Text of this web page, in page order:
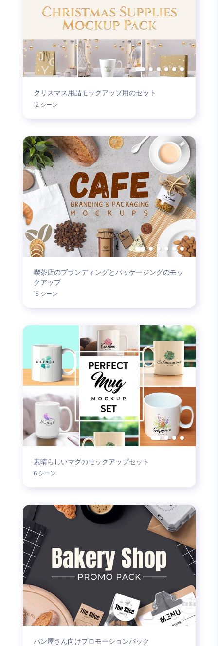
クリスマス用品モックアップ用のセット
12 シーン
喫茶店のブランディングとパッケージングのモッ
クアップ
15 シーン
素晴らしいマグのモックアップセット
6 シーン
パン屋さん向けプロモーションパック